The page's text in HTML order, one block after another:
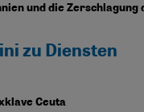
und die Zerschlagung
zu Diensten
Ceuta